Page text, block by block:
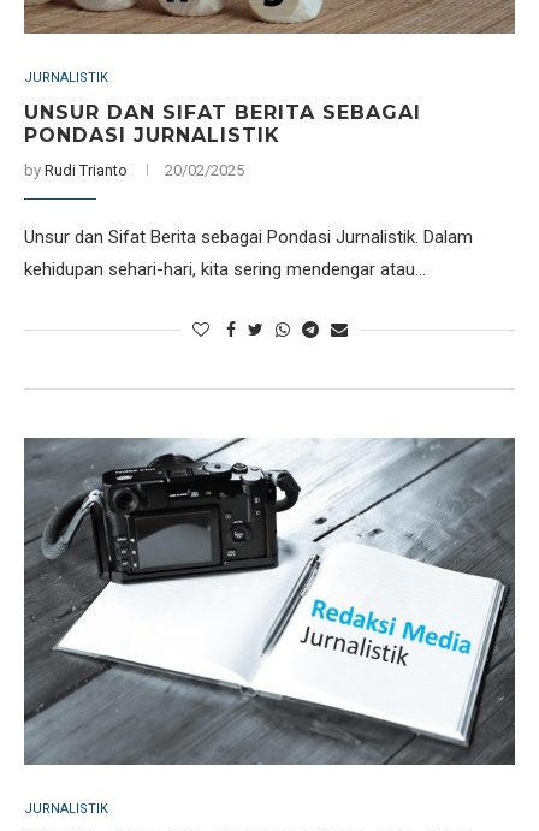
JURNALISTIK
UNSUR DAN SIFAT BERITA SEBAGAI
PONDASI JURNALISTIK
by Rudi Trianto 20/02/2025
Unsur dan Sifat Berita sebagai Pondasi Jurnalistik. Dalam
kehidupan sehari-hari, kita sering mendengar atau…
JURNALISTIK